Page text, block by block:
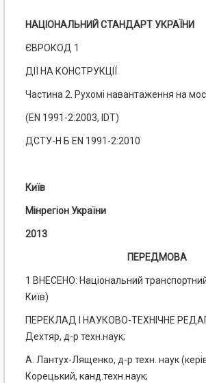
НАЦІОНАЛЬНИЙ СТАНДАРТ УКРАЇНИ
ЄВРОКОД 1
ДІЇ НА КОНСТРУКЦІЇ
Частина 2. Рухомі навантаження на
(EN 1991-2:2003, IDT)
ДСТУ-Н Б EN 1991-2:2010
Київ
Мінрегіон України
2013
ПЕРЕДМОВА
1 ВНЕСЕНО: Національний
Київ)
ПЕРЕКЛАД І НАУКОВО-ТЕХНІЧНЕ
Дехтяр, д-р техн.наук;
А. Лантух-Лященко, д-р техн. наук
Корецький, канд.техн.наук;